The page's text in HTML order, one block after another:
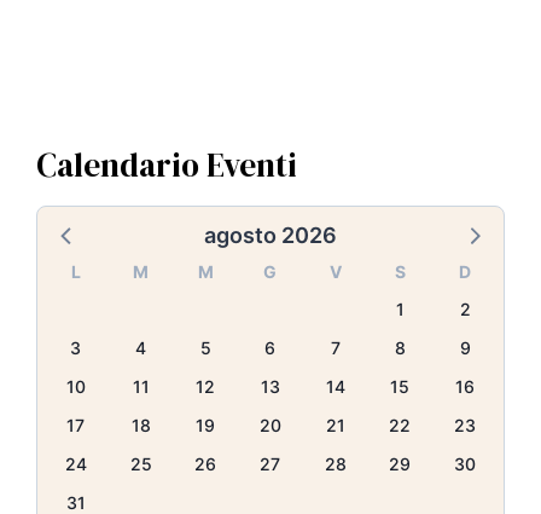
Calendario Eventi
agosto 2026
L M M G V S
D
1
2
3
4 5 6 7 8
9
10
11 12 13 14 15
16
17
18 19 20 21 22
23
24
25 26 27 28 29
30
31